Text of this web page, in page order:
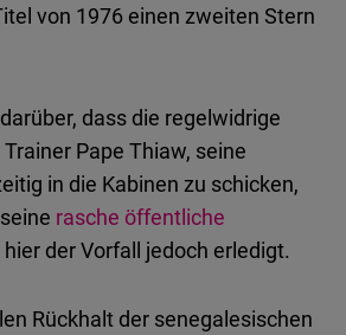
von 1976 einen zweiten Stern
dass die regelwidrige
Pape Thiaw, seine
in die Kabinen zu schicken,
rasche öffentliche
hier der Vorfall jedoch erledigt.
Rückhalt der senegalesischen